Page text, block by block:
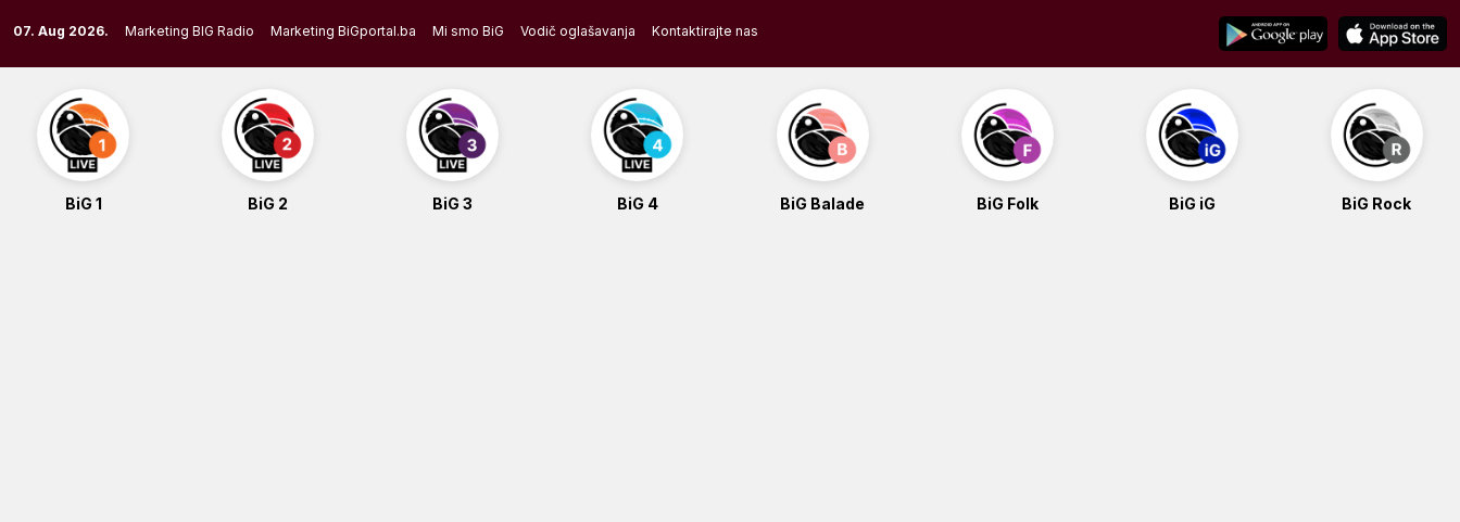
to
content
07. Aug 2026. Marketing BIG Radio Marketing BiGportal.ba Mi smo BiG Vodič oglašavanja Kontaktirajte nas
BiG 1 BiG 2 BiG 3 BiG 4 BiG Balade BiG Folk BiG iG BiG Rock